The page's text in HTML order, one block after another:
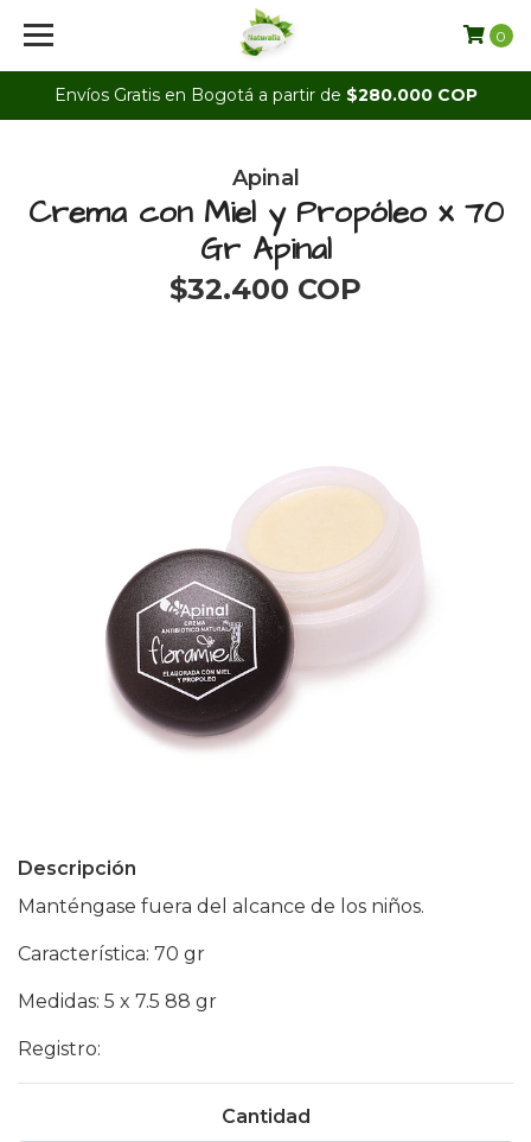
Envíos Gratis en Bogotá a partir de $280.000 COP
0
Apinal
Crema con Miel y Propóleo x 70
Gr Apinal
$32.400 COP
Descripción
Manténgase fuera del alcance de los niños.
Característica: 70 gr
Medidas: 5 x 7.5 88 gr
Registro:
Cantidad